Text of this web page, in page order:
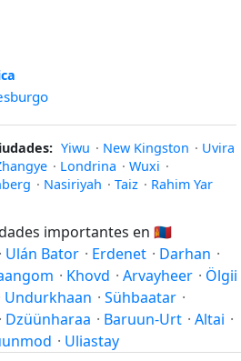
Yiwu · New Kingston · Uvira
· Londrina · Wuxi ·
· Nasiriyah · Taiz · Rahim Yar
importantes en 🇲🇳
· Ulán Bator · Erdenet · Darhan ·
· Khovd · Arvayheer · Ölgii
Undurkhaan · Sühbaatar ·
· Dzüünharaa · Baruun-Urt · Altai ·
· Uliastay